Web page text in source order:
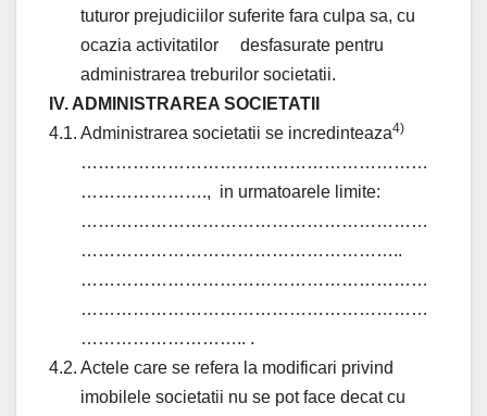
tuturor prejudiciilor suferite fara culpa sa, cu
ocazia activitatilor
desfasurate pentru
administrarea treburilor societatii.
IV. ADMINISTRAREA SOCIETATII
4.1. Administrarea societatii se incredinteaza4)
……………………………………………………
…………………., in urmatoarele limite:
……………………………………………………
………………………………………………..
……………………………………………………
……………………………………………………
……………………….. .
4.2. Actele care se refera la modificari privind
imobilele societatii nu se pot face decat cu